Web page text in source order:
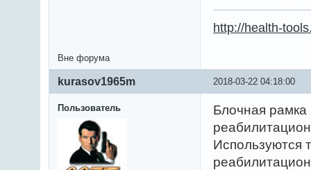
http://health-
Вне форума
2018-03-22 04:18:00
kurasov1965m
Пользователь
Блочная рамка
Используются